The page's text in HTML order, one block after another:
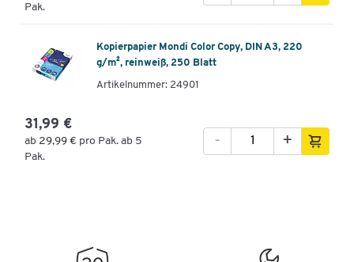
Pak.
Kopierpapier Mondi Color Copy, DIN A3, 220
g/m², reinweiß, 250 Blatt
Artikelnummer: 24901
31,99 €
ab 29,99 € pro Pak. ab 5
Pak.
+
-